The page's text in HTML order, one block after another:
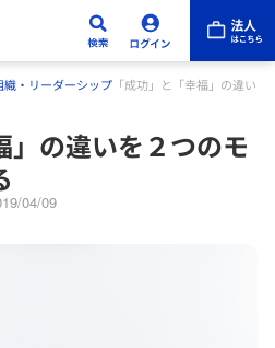
織・リーダーシップ 「成功」と「幸福」の違い
」の違いを２つのモ
04/09